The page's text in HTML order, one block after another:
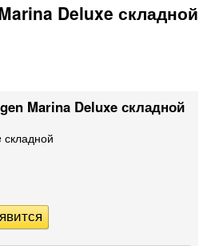
Deluxe складной
Marina Deluxe складной